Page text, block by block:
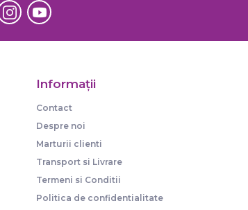
Informaţii
Contact
Despre noi
Marturii clienti
Transport si Livrare
Termeni si Conditii
Politica de confidentialitate